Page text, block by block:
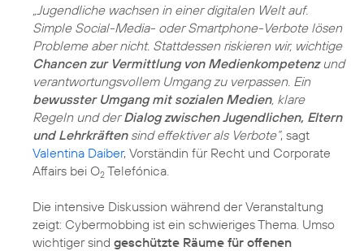
„Jugendliche wachsen in einer digitalen Welt auf.
Simple Social-Media- oder Smartphone-Verbote lösen
Probleme aber nicht. Stattdessen riskieren wir, wichtige
Chancen zur Vermittlung von Medienkompetenzund
verantwortungsvollem Umgang zu verpassen. Ein
bewusster Umgang mit sozialen Medien, klare
Regeln und derDialog zwischen Jugendlichen, Eltern
und Lehrkräftensind effektiver als Verbote“, sagt
Valentina Daiber, Vorständin für Recht und Corporate
Affairs bei O2 Telefónica.
Die intensive Diskussion während der Veranstaltung
zeigt: Cybermobbing ist ein schwieriges Thema. Umso
wichtiger sind geschützte Räume für offenen